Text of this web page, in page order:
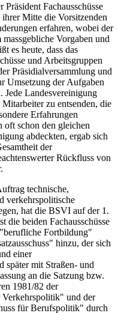
Fachausschüsse
Mitte die Vorsitzenden
erfahren, wobei der
Vorgaben und
es heute, dass das
und Arbeitsgruppen
Präsidialversammlung und
Umsetzung der Aufgaben
Jede Landesvereinigung
zu entsenden, die
Erfahrungen
oft schon den gleichen
abdeckten, ergab sich
der
Rückfluss von
technische,
verkehrspolitische
hat die BSVI auf der 1.
die beiden Fachausschüsse
Fortbildung"
hinzu, der sich
einer
später mit Straßen- und
an die Satzung bzw.
1981/82 der
Verkehrspolitik" und der
für Berufspolitik" durch